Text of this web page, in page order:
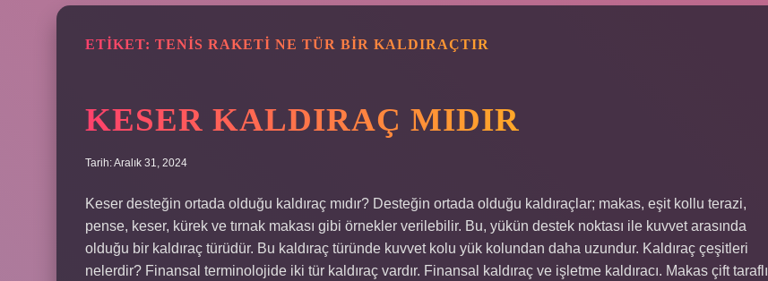
ETIKET: TENIS RAKETI NE TÜR BIR KALDIRAÇTIR
KESER KALDIRAÇ MIDIR
Tarih: Aralık 31, 2024
Keser desteğin ortada olduğu kaldıraç mıdır? Desteğin ortada olduğu kaldıraçlar; makas, eşit kollu terazi,
pense, keser, kürek ve tırnak makası gibi örnekler verilebilir. Bu, yükün destek noktası ile kuvvet arasında
olduğu bir kaldıraç türüdür. Bu kaldıraç türünde kuvvet kolu yük kolundan daha uzundur. Kaldıraç çeşitleri
nelerdir? Finansal terminolojide iki tür kaldıraç vardır. Finansal kaldıraç ve işletme kaldıracı. Makas çift taraflı